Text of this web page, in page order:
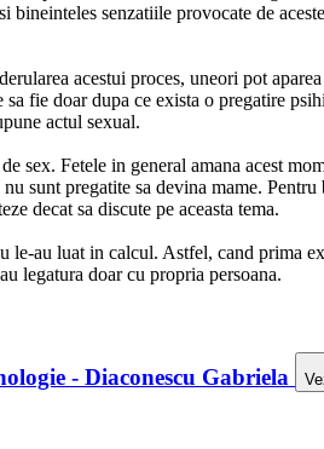
senzatiile provocate de
acestui proces, uneori pot
fie doar dupa ce exista o pregatire
actul sexual.
sex. Fetele in general amana acest
sunt pregatite sa devina mame.
decat sa discute pe aceasta tema.
le-au luat in calcul. Astfel, cand prima
legatura doar cu propria persoana.
- Diaconescu Gabriela